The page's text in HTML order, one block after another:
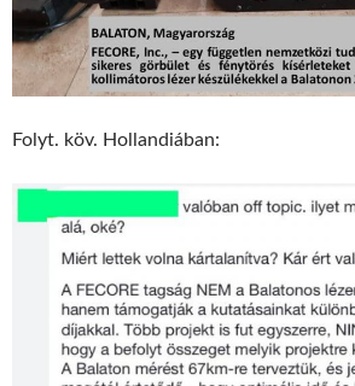
Folyt. köv. Hollandiában: